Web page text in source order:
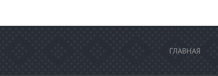
ГЛАВНАЯ